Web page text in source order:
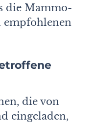
die Mammo-
empfohlenen
die von
eingeladen,